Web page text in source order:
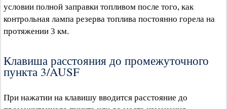
условии полной заправки топливом после того, как
контрольная лампа резерва топлива постоянно горела на
протяжении 3 км.
Клавиша расстояния до промежуточного
пункта 3/AUSF
При нажатии на клавишу вводится расстояние до